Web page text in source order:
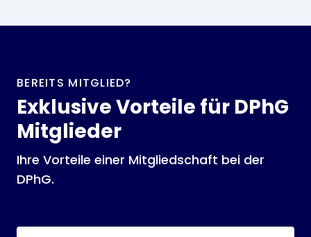
BEREITS MITGLIED?
Exklusive Vorteile für DPhG
Mitglieder
Ihre Vorteile einer Mitgliedschaft bei der
DPhG.